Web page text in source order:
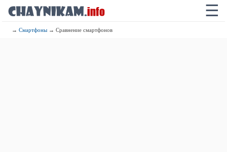
☰
→Смартфоны → Сравнение смартфонов